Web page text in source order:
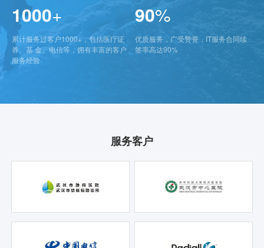
1000+
累计服务过客户1000+，包括医疗证
券、基 金、电信等，拥有丰富的客户
服务经验
90%
优质服务，广受赞誉，IT服务合同续
签率高达90%
服务客户